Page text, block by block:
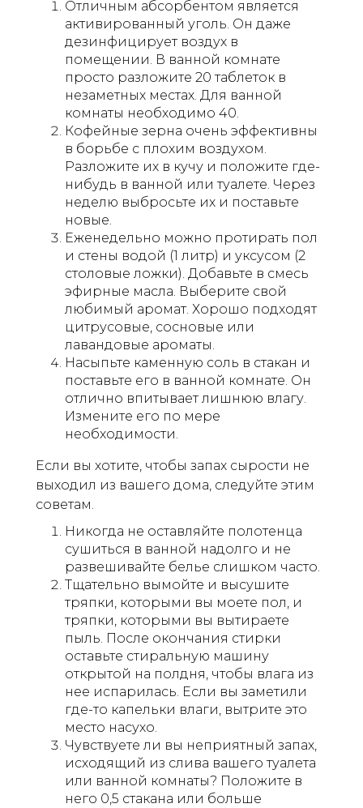
Отличным абсорбентом является
активированный уголь. Он даже
дезинфицирует воздух в
помещении. В ванной комнате
просто разложите 20 таблеток в
незаметных местах. Для ванной
комнаты необходимо 40.
Кофейные зерна очень эффективны
в борьбе с плохим воздухом.
Разложите их в кучу и положите где-
нибудь в ванной или туалете. Через
неделю выбросьте их и поставьте
новые.
Еженедельно можно протирать пол
и стены водой (1 литр) и уксусом (2
столовые ложки). Добавьте в смесь
эфирные масла. Выберите свой
любимый аромат. Хорошо подходят
цитрусовые, сосновые или
лавандовые ароматы.
Насыпьте каменную соль в стакан и
поставьте его в ванной комнате. Он
отлично впитывает лишнюю влагу.
Измените его по мере
необходимости.
Если вы хотите, чтобы запах сырости не
выходил из вашего дома, следуйте этим
советам.
Никогда не оставляйте полотенца
сушиться в ванной надолго и не
развешивайте белье слишком часто.
Тщательно вымойте и высушите
тряпки, которыми вы моете пол, и
тряпки, которыми вы вытираете
пыль. После окончания стирки
оставьте стиральную машину
открытой на полдня, чтобы влага из
нее испарилась. Если вы заметили
где-то капельки влаги, вытрите это
место насухо.
Чувствуете ли вы неприятный запах,
исходящий из слива вашего туалета
или ванной комнаты? Положите в
него 0,5 стакана или больше